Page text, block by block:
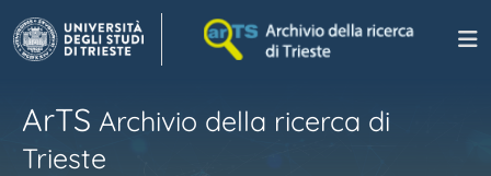
ArTS Archivio della ricerca di
Trieste